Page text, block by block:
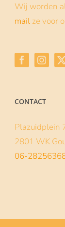
Wij worden
mail ze voor
CONTACT
Plazuidplein
2801 WK
06-